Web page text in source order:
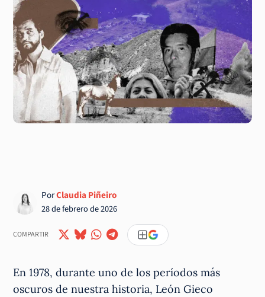
PorClaudia Piñeiro
28 de febrero de 2026
COMPARTIR
En 1978, durante uno de los períodos más
oscuros de nuestra historia, León Gieco